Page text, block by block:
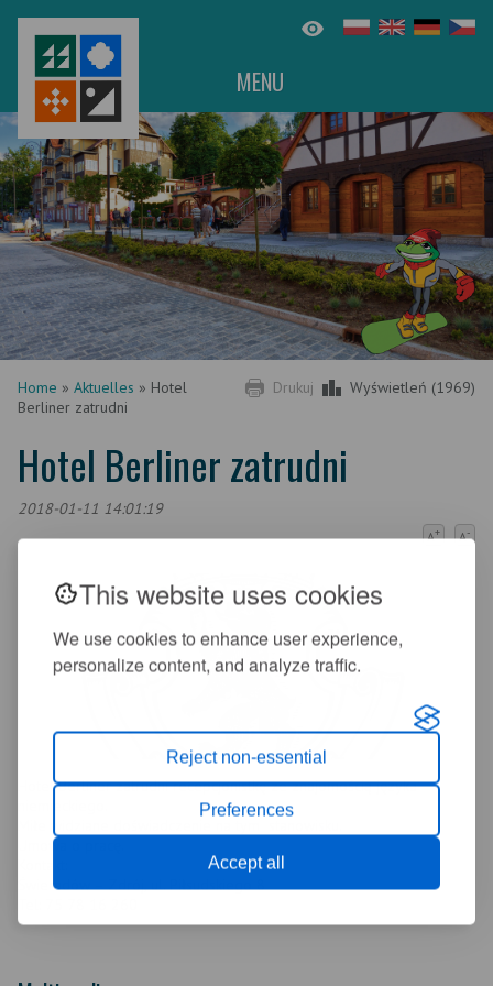
This website uses cookies
We use cookies to enhance user experience,
personalize content, and analyze traffic.
Reject non-essential
Preferences
Accept all
MENU
Drukuj Wyświetleń (1969)
Home » Aktuelles » Hotel
Berliner zatrudni
Hotel Berliner zatrudni
2018-01-11 14:01:19
A+ A-
Hotel Berliner zatrudni recepcjonistkę ze znajomością języka
Umowa o pracę.
Świeradów – Zdrój, ul. Piłsudskiego 8